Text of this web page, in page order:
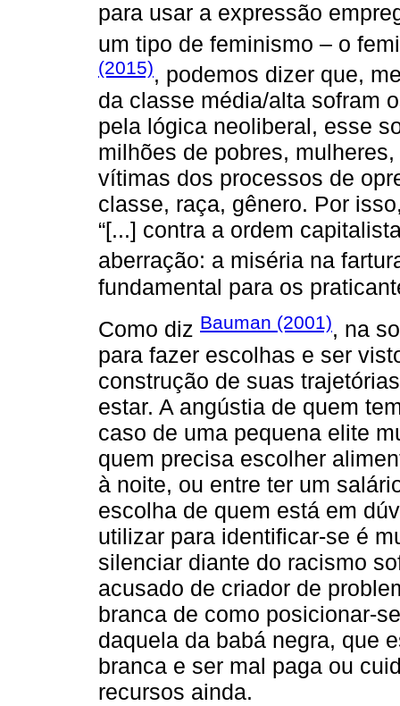
para usar a expressão
um tipo de feminismo – o
(2015), podemos dizer que,
da classe média/alta sofram
pela lógica neoliberal, esse
milhões de pobres,
vítimas dos processos de
classe, raça, gênero. Por
“[...] contra a ordem
aberração: a miséria na
fundamental para os
Como diz Bauman (2001), na
para fazer escolhas e ser
construção de suas
estar. A angústia de quem
caso de uma pequena elite
quem precisa escolher
à noite, ou entre ter um
escolha de quem está em
utilizar para identificar-se é
silenciar diante do racismo
acusado de criador de
branca de como posicionar-
daquela da babá negra, que
branca e ser mal paga ou
recursos ainda.